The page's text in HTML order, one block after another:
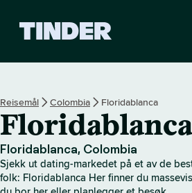
r
s
h
j
e
m
m
Reisemål Colombia Floridablanca
Floridablanca
Floridablanca, Colombia
Sjekk ut dating-markedet på et av de
folk: Floridablanca Her finner du